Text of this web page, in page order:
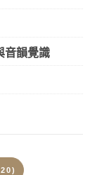
音韻覺識